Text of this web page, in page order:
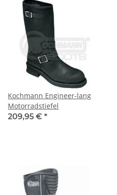
Kochmann Engineer-lang
Motorradstiefel
209,95 € *